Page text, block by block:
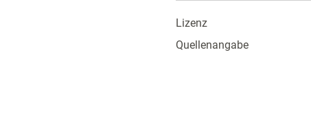
Lizenz
Quellenangabe